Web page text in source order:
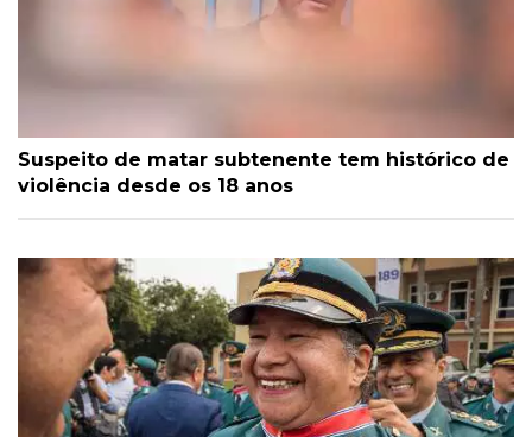
Suspeito de matar subtenente tem histórico de
violência desde os 18 anos